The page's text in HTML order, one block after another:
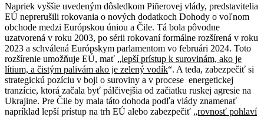
Napriek vyššie uvedeným dôsledkom Piñerovej vlády, predstavitelia
EÚ neprerušili rokovania o nových dodatkoch Dohody o voľnom
obchode medzi Európskou úniou a Čile. Tá bola pôvodne
uzatvorená v roku 2003, po sérii rokovaní formálne rozšírená v roku
2023 a schválená Európskym parlamentom vo februári 2024. Toto
rozšírenie umožňuje EÚ, mať „lepší prístup k surovinám, ako je
lítium, a čistým palivám ako je zelený vodík“. A teda, zabezpečiť si
strategickú pozíciu v boji o suroviny a v procese energetickej
tranzície, ktorá začala byť pálčivejšia od začiatku ruskej agresie na
Ukrajine. Pre Čile by mala táto dohoda podľa vlády znamenať
napríklad lepší prístup na trh EÚ alebo zabezpečiť „rovnosť pohlaví